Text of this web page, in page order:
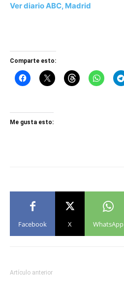
Ver diario ABC, Madrid
Comparte esto:
Me gusta esto:
Facebook X WhatsApp
Artículo anterior